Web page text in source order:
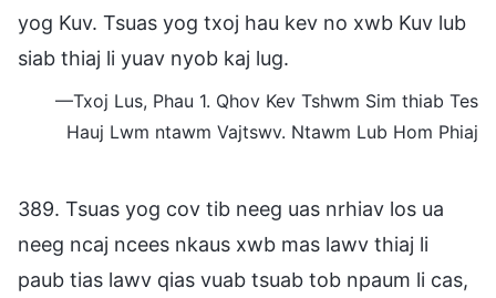
yog Kuv. Tsuas yog txoj hau kev no xwb Kuv lub
siab thiaj li yuav nyob kaj lug.
—Txoj Lus, Phau 1. Qhov Kev Tshwm Sim thiab Tes
Hauj Lwm ntawm Vajtswv. Ntawm Lub Hom Phiaj
389. Tsuas yog cov tib neeg uas nrhiav los ua
neeg ncaj ncees nkaus xwb mas lawv thiaj li
paub tias lawv qias vuab tsuab tob npaum li cas,